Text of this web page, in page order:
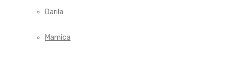
Darila
Mamica